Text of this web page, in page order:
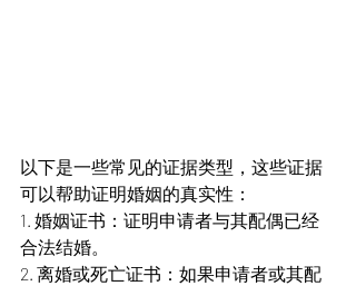
以下是一些常见的证据类型，这些证据
可以帮助证明婚姻的真实性：
1. 婚姻证书：证明申请者与其配偶已经
合法结婚。
2. 离婚或死亡证书：如果申请者或其配